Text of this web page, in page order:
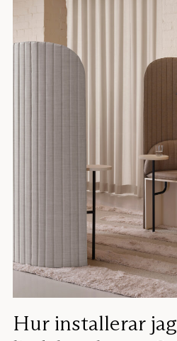
Hur installerar jag